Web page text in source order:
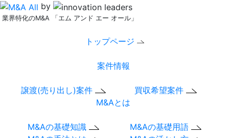
by
業界特化のM&A 「エム アンド エー オール」
トップページ
案件情報
譲渡(売り出し)案件
買収希望案件
M&Aとは
M&Aの基礎知識
M&Aの基礎用語